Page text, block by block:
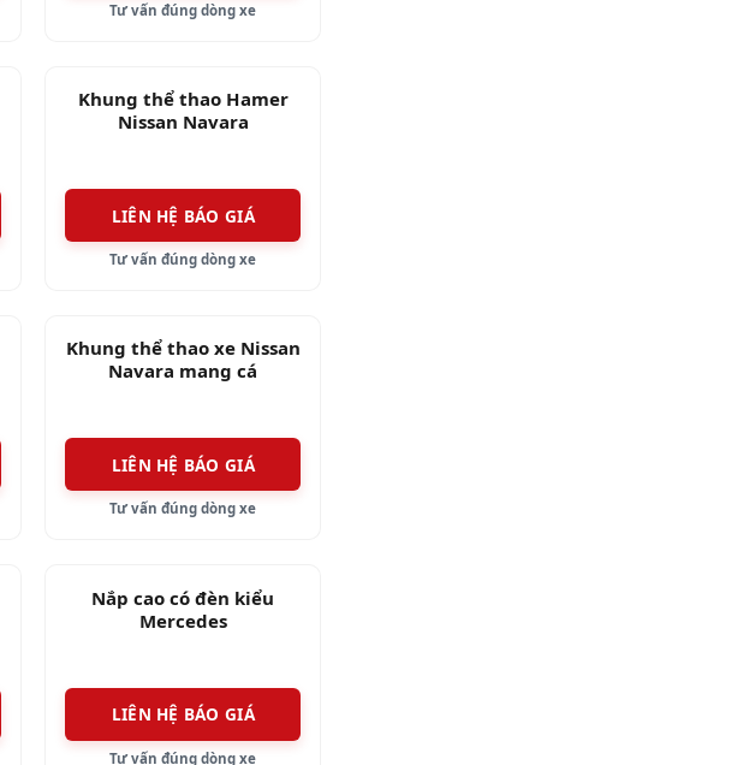
Tư vấn đúng dòng xe
Khung thể thao Hamer
Nissan Navara
LIÊN HỆ BÁO GIÁ
Tư vấn đúng dòng xe
Khung thể thao xe Nissan
Navara mang cá
LIÊN HỆ BÁO GIÁ
Tư vấn đúng dòng xe
Nắp cao có đèn kiểu
Mercedes
LIÊN HỆ BÁO GIÁ
Tư vấn đúng dòng xe